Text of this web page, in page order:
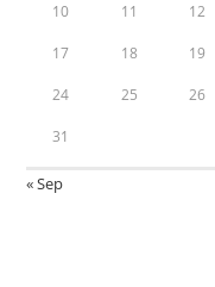
10 11 12
17 18 19
24 25 26
31
« Sep